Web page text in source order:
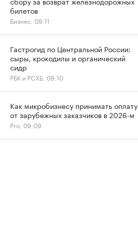
билетов
Бизнес, 09:11
Гастрогид по Центральной России:
сыры, крокодилы и органический
сидр
РБК и РСХБ, 09:10
Как микробизнесу принимать оплату
от зарубежных заказчиков в 2026-м
Pro, 09:09